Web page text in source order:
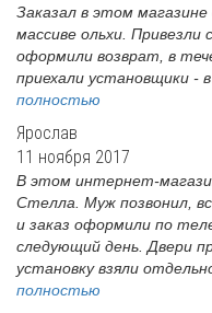
Заказал в этом магазине
массиве ольхи.
оформили возврат, в
приехали установщики -
полностью
Ярослав
11 ноября 2017
В этом интернет-
Стелла. Муж позвонил,
и заказ оформили по
следующий день. Двери
установку взяли
полностью